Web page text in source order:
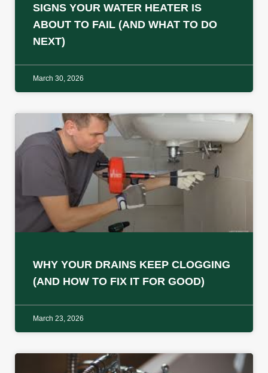
SIGNS YOUR WATER HEATER IS
ABOUT TO FAIL (AND WHAT TO DO
NEXT)
March 30, 2026
WHY YOUR DRAINS KEEP CLOGGING
(AND HOW TO FIX IT FOR GOOD)
March 23, 2026